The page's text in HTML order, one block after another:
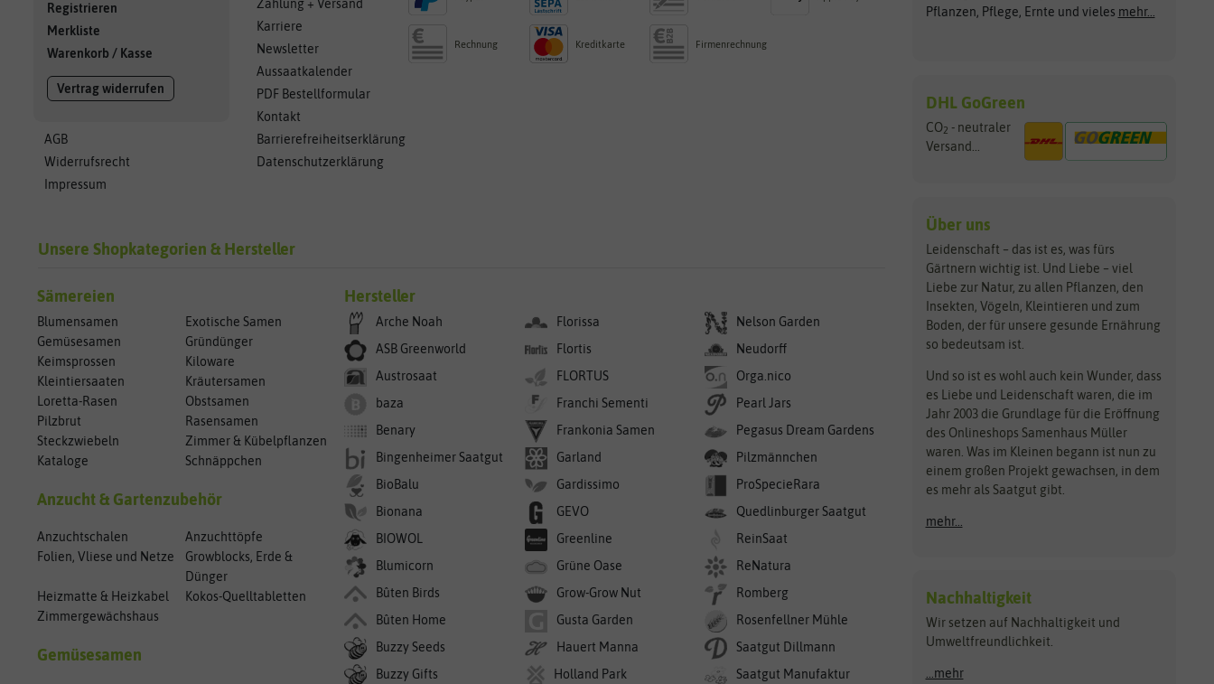
Registrieren
Merkliste
Warenkorb / Kasse
Vertrag widerrufen
AGB
Widerrufsrecht
Impressum
Zahlung + Versand
Karriere
Newsletter
Aussaatkalender
PDF Bestellformular
Kontakt
Barrierefreiheitserklärung
Datenschutzerklärung
Rechnung Kreditkarte Firmenrechnung
Unsere Shopkategorien & Hersteller
Sämereien
Blumensamen
Exotische Samen
Gemüsesamen
Gründünger
Keimsprossen
Kiloware
Kleintiersaaten
Kräutersamen
Loretta-Rasen
Obstsamen
Pilzbrut
Rasensamen
Steckzwiebeln
Zimmer & Kübelpflanzen
Kataloge
Schnäppchen
Anzucht & Gartenzubehör
Anzuchtschalen
Anzuchttöpfe
Folien, Vliese und Netze
Growblocks, Erde &
Dünger
Heizmatte & Heizkabel
Kokos-Quelltabletten
Zimmergewächshaus
Gemüsesamen
Hersteller
Arche Noah
ASB Greenworld
Austrosaat
baza
Benary
Bingenheimer Saatgut
BioBalu
Bionana
BIOWOL
Blumicorn
Bûten Birds
Bûten Home
Buzzy Seeds
Buzzy Gifts
Florissa
Flortis
FLORTUS
Franchi Sementi
Frankonia Samen
Garland
Gardissimo
GEVO
Greenline
Grüne Oase
Grow-Grow Nut
Gusta Garden
Hauert Manna
Holland Park
Nelson Garden
Neudorff
Orga.nico
Pearl Jars
Pegasus Dream Gardens
Pilzmännchen
ProSpecieRara
Quedlinburger Saatgut
ReinSaat
ReNatura
Romberg
Rosenfellner Mühle
Saatgut Dillmann
Saatgut Manufaktur
Pflanzen, Pflege, Ernte und vieles mehr...
DHL GoGreen
CO2 - neutraler
Versand...
Über uns
Leidenschaft – das ist es, was fürs
Gärtnern wichtig ist. Und Liebe – viel
Liebe zur Natur, zu allen Pflanzen, den
Insekten, Vögeln, Kleintieren und zum
Boden, der für unsere gesunde Ernährung
so bedeutsam ist.
Und so ist es wohl auch kein Wunder, dass
es Liebe und Leidenschaft waren, die im
Jahr 2003 die Grundlage für die Eröffnung
des Onlineshops Samenhaus Müller
waren. Was im Kleinen begann ist nun zu
einem großen Projekt gewachsen, in dem
es mehr als Saatgut gibt.
mehr...
Nachhaltigkeit
Wir setzen auf Nachhaltigkeit und
Umweltfreundlichkeit.
...mehr